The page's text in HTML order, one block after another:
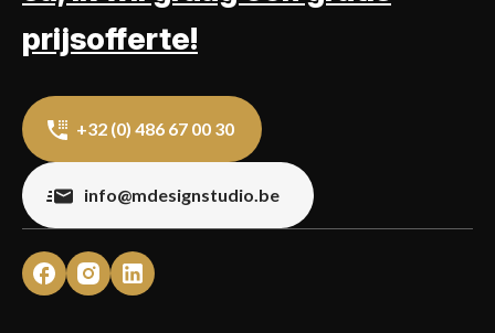
prijsofferte!
+32 (0) 486 67 00 30
info@mdesignstudio.be